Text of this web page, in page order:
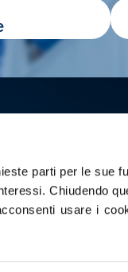
parti per le sue
Chiudendo
usare i